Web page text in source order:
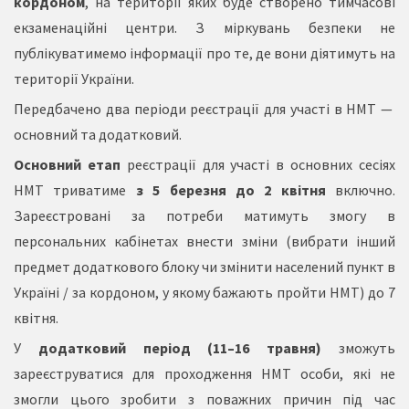
екзаменаційні центри. З міркувань безпеки не
публікуватимемо інформації про те, де вони діятимуть на
території України.
Передбачено два періоди реєстрації для участі в НМТ —
основний та додатковий.
Основний етап реєстрації для участі в основних сесіях
НМТ триватиме з 5 березня до 2 квітня включно.
Зареєстровані за потреби матимуть змогу в
персональних кабінетах внести зміни (вибрати інший
предмет додаткового блоку чи змінити населений пункт в
Україні / за кордоном, у якому бажають пройти НМТ) до 7
квітня.
У додатковий період (11–16 травня) зможуть
зареєструватися для проходження НМТ особи, які не
змогли цього зробити з поважних причин під час